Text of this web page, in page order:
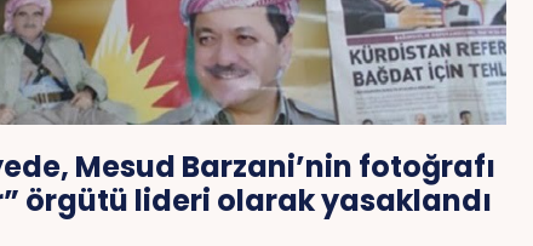
Mesud Barzani’nin fotoğrafı
örgütü lideri olarak yasaklandı